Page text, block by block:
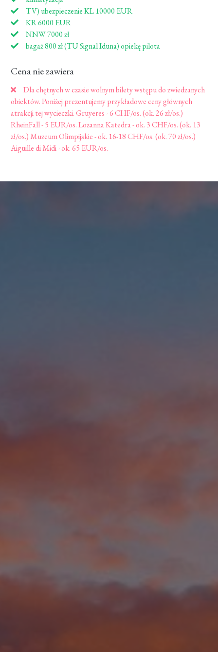
TV) ubezpieczenie KL 10000 EUR
KR 6000 EUR
NNW 7000 zł
bagaż 800 zł (TU Signal Iduna) opiekę pilota
Cena nie zawiera
Dla chętnych w czasie wolnym bilety wstępu do zwiedzanych
obiektów. Poniżej prezentujemy przykładowe ceny głównych
atrakcji tej wycieczki. Gruyeres - 6 CHF/os. (ok. 26 zł/os.)
RheinFall - 5 EUR/os. Lozanna Katedra - ok. 3 CHF/os. (ok. 13
zł/os.) Muzeum Olimpijskie - ok. 16-18 CHF/os. (ok. 70 zł/os.)
Aiguille di Midi - ok. 65 EUR/os.